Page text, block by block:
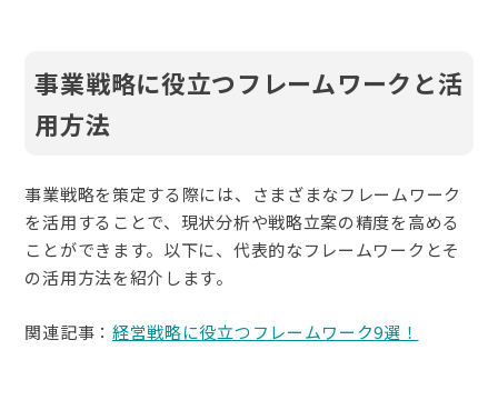
事業戦略に役立つフレームワークと活
用方法
事業戦略を策定する際には、さまざまなフレームワーク
を活用することで、現状分析や戦略立案の精度を高める
ことができます。以下に、代表的なフレームワークとそ
の活用方法を紹介します。
関連記事： 経営戦略に役立つフレームワーク9選！